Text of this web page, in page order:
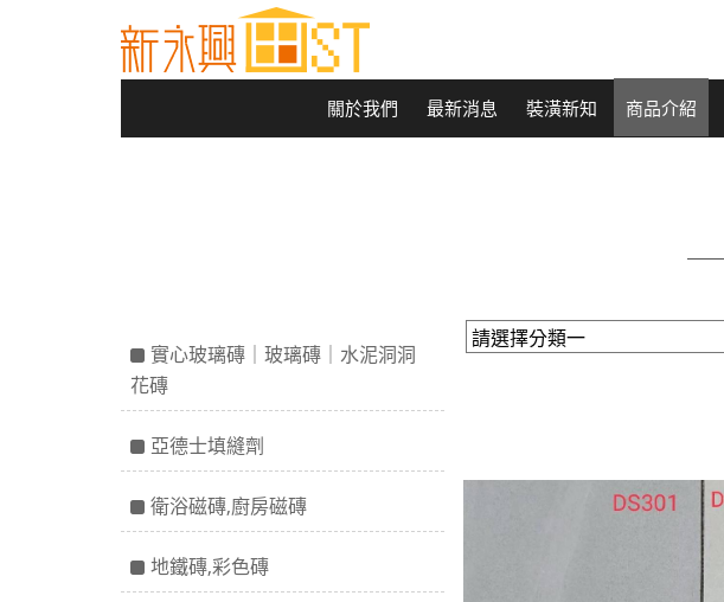
關於我們 最新消息 裝潢新知 商品介紹
實心玻璃磚｜玻璃磚｜水泥洞洞
花磚
亞德士填縫劑
衛浴磁磚,廚房磁磚
地鐵磚,彩色磚